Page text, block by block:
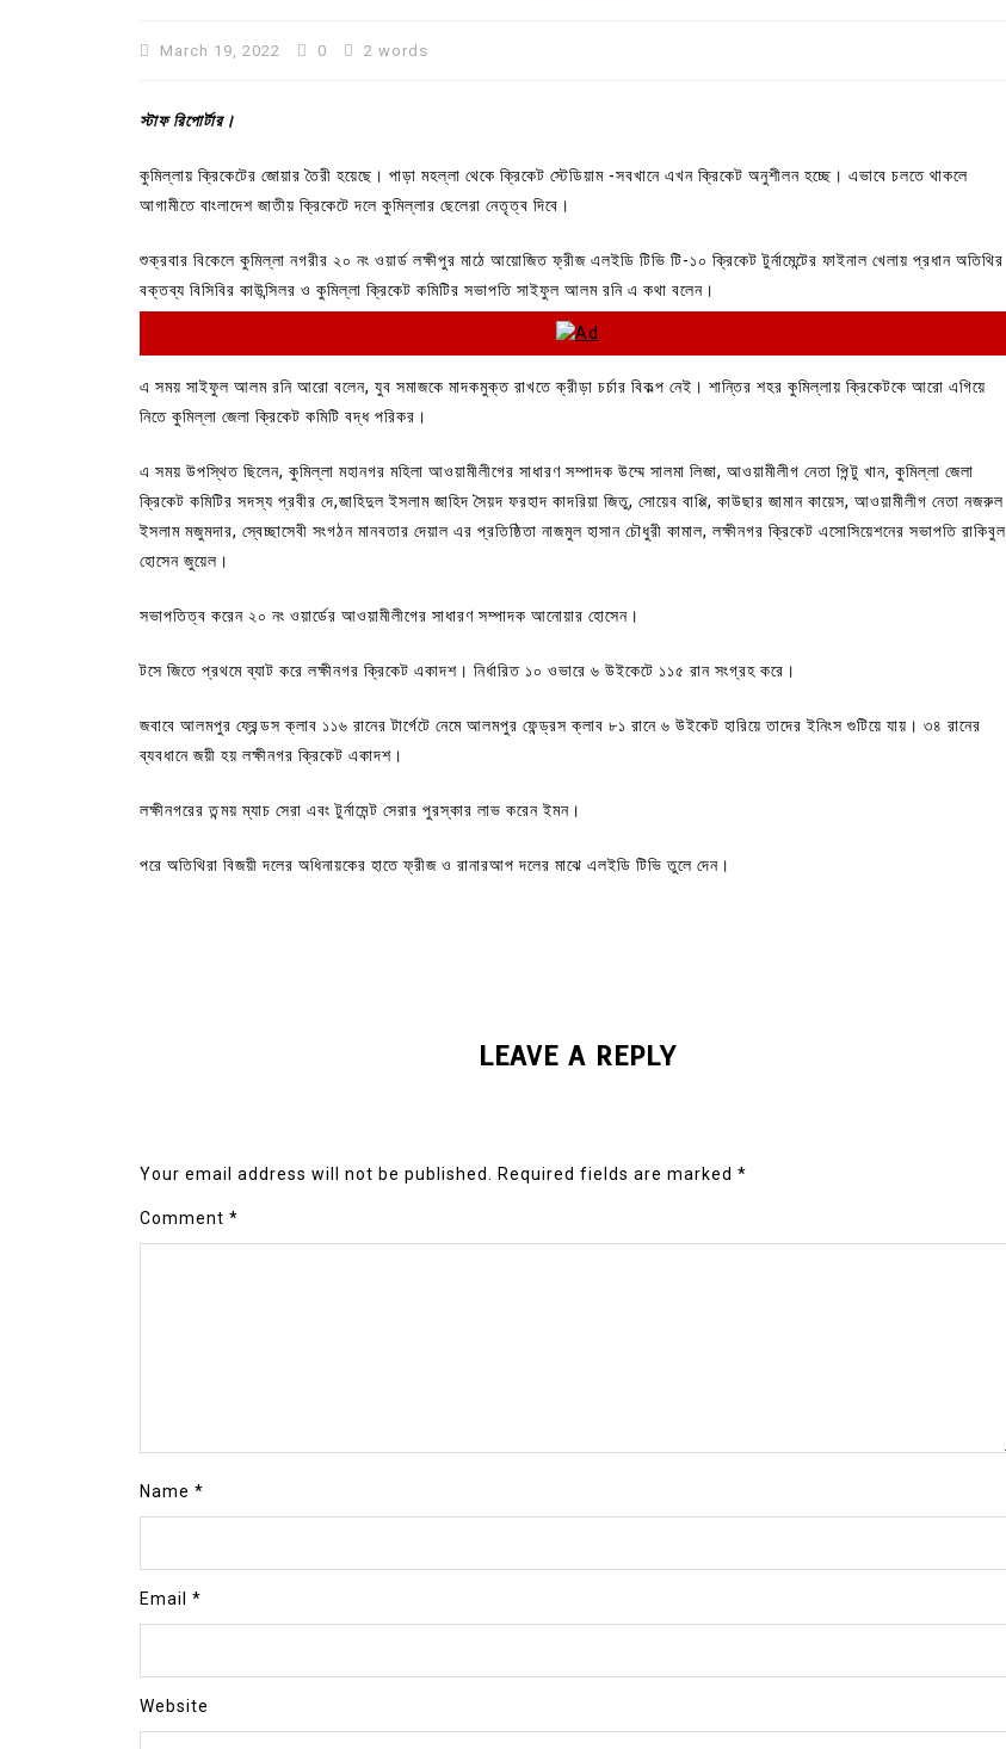
March 19, 2022 0 2 words
স্টাফ রিপোর্টার।
কুমিল্লায় ক্রিকেটের জোয়ার তৈরী হয়েছে। পাড়া মহল্লা থেকে ক্রিকেট স্টেডিয়াম -সবখানে এখন ক্রিকেট অনুশীলন হচ্ছে। এভাবে চলতে থাকলে
আগামীতে বাংলাদেশ জাতীয় ক্রিকেটে দলে কুমিল্লার ছেলেরা নেতৃত্ব দিবে।
শুক্রবার বিকেলে কুমিল্লা নগরীর ২০ নং ওয়ার্ড লক্ষীপুর মাঠে আয়োজিত ফ্রীজ এলইডি টিভি টি-১০ ক্রিকেট টুর্নামেন্টের ফাইনাল খেলায় প্রধান অতিথির
বক্তব্য বিসিবির কাউন্সিলর ও কুমিল্লা ক্রিকেট কমিটির সভাপতি সাইফুল আলম রনি এ কথা বলেন।
এ সময় সাইফুল আলম রনি আরো বলেন, যুব সমাজকে মাদকমুক্ত রাখতে ক্রীড়া চর্চার বিকল্প নেই। শান্তির শহর কুমিল্লায় ক্রিকেটকে আরো এগিয়ে
নিতে কুমিল্লা জেলা ক্রিকেট কমিটি বদ্ধ পরিকর।
এ সময় উপস্থিত ছিলেন, কুমিল্লা মহানগর মহিলা আওয়ামীলীগের সাধারণ সম্পাদক উম্মে সালমা লিজা, আওয়ামীলীগ নেতা পিন্টু খান, কুমিল্লা জেলা
ক্রিকেট কমিটির সদস্য প্রবীর দে,জাহিদুল ইসলাম জাহিদ সৈয়দ ফরহাদ কাদরিয়া জিতু, সোয়েব বাপ্পি, কাউছার জামান কায়েস, আওয়ামীলীগ নেতা নজরুল
ইসলাম মজুমদার, স্বেচ্ছাসেবী সংগঠন মানবতার দেয়াল এর প্রতিষ্ঠিতা নাজমুল হাসান চৌধুরী কামাল, লক্ষীনগর ক্রিকেট এসোসিয়েশনের সভাপতি রাকিবুল
হোসেন জুয়েল।
সভাপতিত্ব করেন ২০ নং ওয়ার্ডের আওয়ামীলীগের সাধারণ সম্পাদক আনোয়ার হোসেন।
টসে জিতে প্রথমে ব্যাট করে লক্ষীনগর ক্রিকেট একাদশ। নির্ধারিত ১০ ওভারে ৬ উইকেটে ১১৫ রান সংগ্রহ করে।
জবাবে আলমপুর ফ্রেন্ডস ক্লাব ১১৬ রানের টার্গেটে নেমে আলমপুর ফেন্ড্রস ক্লাব ৮১ রানে ৬ উইকেট হারিয়ে তাদের ইনিংস গুটিয়ে যায়। ৩৪ রানের
ব্যবধানে জয়ী হয় লক্ষীনগর ক্রিকেট একাদশ।
লক্ষীনগরের তন্ময় ম্যাচ সেরা এবং টুর্নামেন্ট সেরার পুরস্কার লাভ করেন ইমন।
পরে অতিথিরা বিজয়ী দলের অধিনায়কের হাতে ফ্রীজ ও রানারআপ দলের মাঝে এলইডি টিভি তুলে দেন।
LEAVE A REPLY
Your email address will not be published. Required fields are marked *
Comment *
Name *
Email *
Website
In Uncategorized
কুমিল্লা প্রেস ক্লাবের নির্বাচন আজ; ১৭টি
July 30, 2026 0 3 words
In Uncategorized
আদর্শ সমাজ বিনির্মাণে সহায়ক ভুমিকা রাখে
August 6, 2026 0